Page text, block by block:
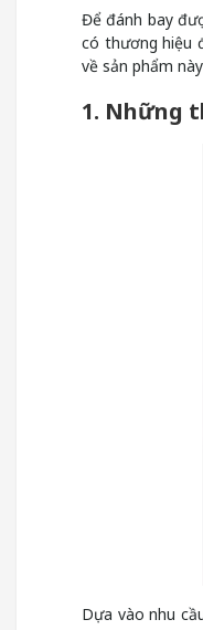
Để đánh bay
có thương hiệu
về sản phẩm
1. Những
Dựa vào nhu